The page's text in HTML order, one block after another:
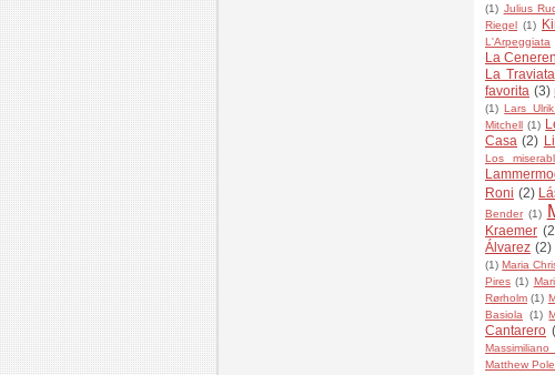
(1) Julius
Riegel
(1)
L'Arpeggiata
La
La Traviata
favorita (3)
(1) Lars
Mitchell
(1)
Casa (2)
Los
Roni (2)
Bender (1)
Kraemer
Álvarez (2)
(1) Maria
Pires (1)
Rørholm (1)
Basiola (1)
Cantarero
Massimiliano
Matthew